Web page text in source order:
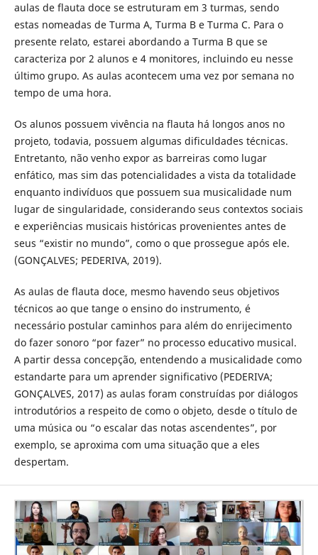
aulas de flauta doce se estruturam em 3 turmas, sendo
estas nomeadas de Turma A, Turma B e Turma C. Para o
presente relato, estarei abordando a Turma B que se
caracteriza por 2 alunos e 4 monitores, incluindo eu nesse
último grupo. As aulas acontecem uma vez por semana no
tempo de uma hora.
Os alunos possuem vivência na flauta há longos anos no
projeto, todavia, possuem algumas dificuldades técnicas.
Entretanto, não venho expor as barreiras como lugar
enfático, mas sim das potencialidades a vista da totalidade
enquanto indivíduos que possuem sua musicalidade num
lugar de singularidade, considerando seus contextos sociais
e experiências musicais históricas provenientes antes de
seus “existir no mundo”, como o que prossegue após ele.
(GONÇALVES; PEDERIVA, 2019).
As aulas de flauta doce, mesmo havendo seus objetivos
técnicos ao que tange o ensino do instrumento, é
necessário postular caminhos para além do enrijecimento
do fazer sonoro “por fazer” no processo educativo musical.
A partir dessa concepção, entendendo a musicalidade como
estandarte para um aprender significativo (PEDERIVA;
GONÇALVES, 2017) as aulas foram construídas por diálogos
introdutórios a respeito de como o objeto, desde o título de
uma música ou “o escalar das notas ascendentes”, por
exemplo, se aproxima com uma situação que a eles
despertam.